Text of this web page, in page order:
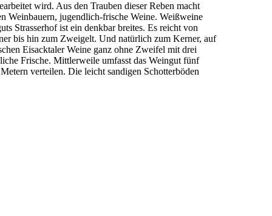
wird. Aus den Trauben dieser Reben macht
Weinbauern, jugendlich-frische Weine. Weißweine
Strasserhof ist ein denkbar breites. Es reicht von
bis hin zum Zweigelt. Und natürlich zum Kerner, auf
Eisacktaler Weine ganz ohne Zweifel mit drei
Frische. Mittlerweile umfasst das Weingut fünf
verteilen. Die leicht sandigen Schotterböden